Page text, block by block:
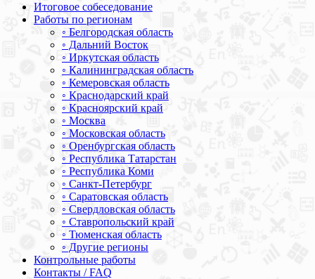
Итоговое собеседование
Работы по регионам
◦ Белгородская область
◦ Дальний Восток
◦ Иркутская область
◦ Калининградская область
◦ Кемеровская область
◦ Краснодарский край
◦ Красноярский край
◦ Москва
◦ Московская область
◦ Оренбургская область
◦ Республика Татарстан
◦ Республика Коми
◦ Санкт-Петербург
◦ Саратовская область
◦ Свердловская область
◦ Ставропольский край
◦ Тюменская область
◦ Другие регионы
Контрольные работы
Контакты / FAQ